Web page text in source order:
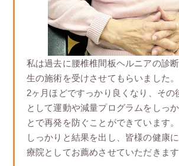
私は過去に腰椎椎間板ヘルニアの診
生の施術を受けさせてもらいました。
2ヶ月ほどですっかり良くなり、その
として運動や減量プログラムをしっ
とで再発を防ぐことができています。
しっかりと結果を出し、皆様の健康
療院としてお薦めさせていただきます